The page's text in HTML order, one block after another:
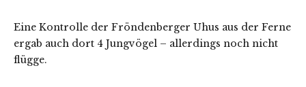
Eine Kontrolle der Fröndenberger Uhus aus der Ferne
ergab auch dort 4 Jungvögel – allerdings noch nicht
flügge.